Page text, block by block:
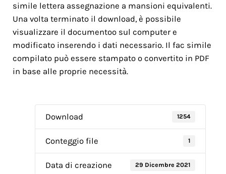
simile lettera assegnazione a mansioni equivalenti.
Una volta terminato il download, è possibile
visualizzare il documentoo sul computer e
modificato inserendo i dati necessario. Il fac simile
compilato può essere stampato o convertito in PDF
in base alle proprie necessità.
Download 1254
Conteggio file 1
Data di creazione 29 Dicembre 2021